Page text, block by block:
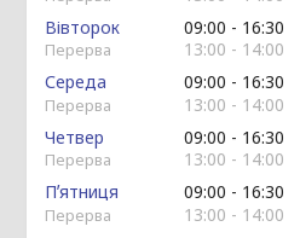
Вівторок
09:00
16:30
13:00
14:00
Середа
09:00
16:30
13:00
14:00
Четвер
09:00
16:30
13:00
14:00
Пʼятниця
09:00
16:30
13:00
14:00